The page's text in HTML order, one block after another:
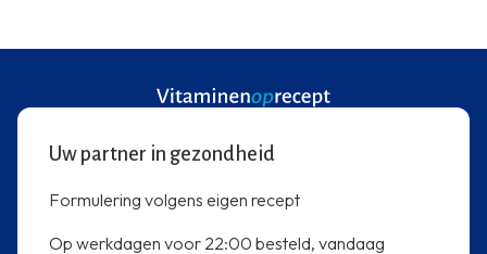
Uw partner in gezondheid
Formulering volgens eigen recept
Op werkdagen voor 22:00 besteld, vandaag